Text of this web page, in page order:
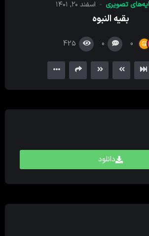
تصویری اسفند ۲۰, ۱۴۰۱
بقیه النبوه
0
0
425
دانلود